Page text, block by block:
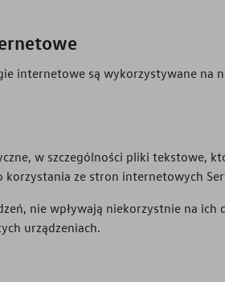
internetowe są wykorzystywane
w szczególności pliki tekstowe,
korzystania ze stron internetowych
nie wpływają niekorzystnie na
urządzeniach.